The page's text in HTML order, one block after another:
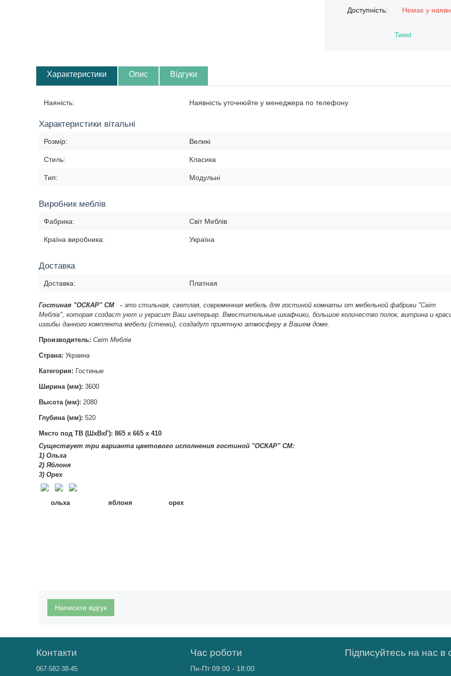
Доступність:
Немає у
Tweet
Характеристики Опис Відгуки
Наяність: Наявність уточнюйте у менеджера по телефону
Характеристики вітальні
Розмір: Великі
Стиль: Класика
Тип: Модульні
Виробник меблів
Фабрика: Світ Меблів
Країна виробника: Україна
Доставка
Доставка: Платная
Гостиная "ОСКАР" СМ - это стильная, светлая, современная мебель для гостиной комнаты от мебельной фабрики "Світ
Меблів", которая создаст уют и украсит Ваш интерьер. Вместительные шкафчики, большое количество полок, витрина и
изгибы данного комплекта мебели (стенки), создадут приятную атмосферу в Вашем доме.
Производитель: Світ Меблів
Страна: Украина
Категория: Гостиные
Ширина (мм): 3600
Высота (мм): 2080
Глубина (мм): 520
Место под ТВ (ШхВхГ): 865 х 665 х 410
Существует три варианта цветового исполнения гостиной "ОСКАР" СМ:
1) Ольха
2) Яблоня
3) Орех
ольха яблоня орех
Написати відгук
Контакти
067-582-38-45
Час роботи
Пн-Пт 09:00 - 18:00
Підписуйтесь на нас